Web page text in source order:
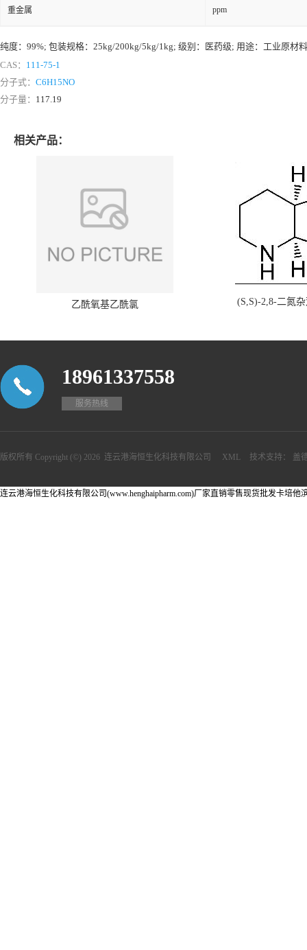
重金属 ppm
纯度：99%; 包装规格：25kg/200kg/5kg/1kg; 级别：医药级; 用途：工业原材
CAS： 111-75-1
分子式： C6H15NO
分子量： 117.19
相关产品：
乙酰氧基乙酰氯 (S,S)-2,8-二氮
18961337558
服务热线
版权所有 Copyright (©) 2026 连云港海恒生化科技有限公司 XML 技术支持： 盖
连云港海恒生化科技有限公司(www.henghaipharm.com)厂家直销零售现货批发卡培